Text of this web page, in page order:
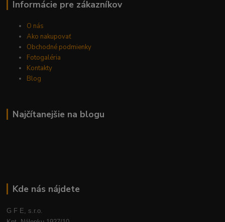
Informácie pre zákazníkov
O nás
Ako nakupovať
Obchodné podmienky
Fotogaléria
Kontakty
Blog
Najčítanejšie na blogu
Kde nás nájdete
G F E, s.r.o.